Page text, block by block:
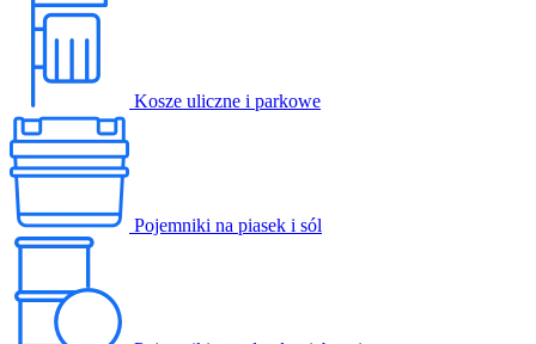
Kosze uliczne i parkowe
Pojemniki na piasek i sól